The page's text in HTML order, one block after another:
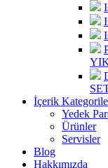
İçerik
Yedek
Ürünler
Servisler
Blog
Hakkımızda